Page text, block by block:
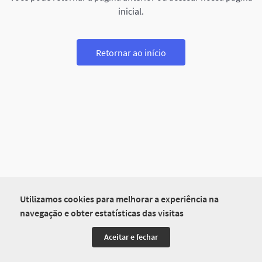
Utilizamos cookies para melhorar a experiência na
navegação e obter estatísticas das visitas
Aceitar e fechar
inicial.
Retornar ao início